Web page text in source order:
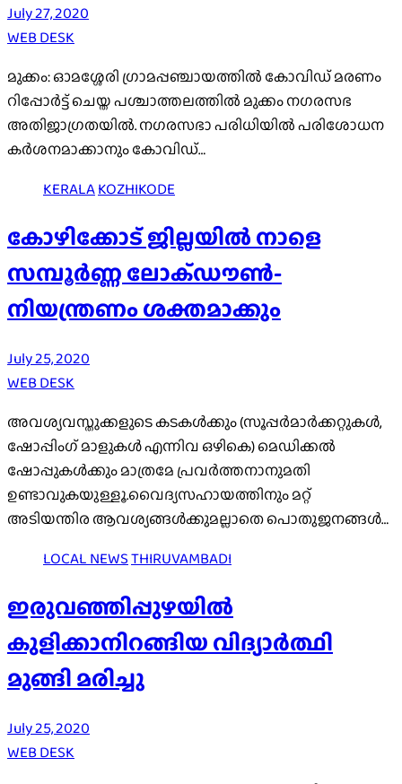
July 27, 2020
WEB DESK
മുക്കം: ഓമശ്ശേരി ഗ്രാമപ്പഞ്ചായത്തിൽ കോവിഡ് മരണം
റിപ്പോർട്ട് ചെയ്ത പശ്ചാത്തലത്തിൽ മുക്കം നഗരസഭ
അതിജാഗ്രതയിൽ. നഗരസഭാ പരിധിയിൽ പരിശോധന
കർശനമാക്കാനും കോവിഡ്…
KERALAKOZHIKODE
കോഴിക്കോട് ജില്ലയിൽ നാളെ
സമ്പൂർണ്ണ ലോക്ഡൗൺ-
നിയന്ത്രണം ശക്തമാക്കും
July 25, 2020
WEB DESK
അവശ്യവസ്തുക്കളുടെ കടകൾക്കും (സൂപ്പർമാർക്കറ്റുകൾ,
ഷോപ്പിംഗ് മാളുകൾ എന്നിവ ഒഴികെ) മെഡിക്കൽ
ഷോപ്പുകൾക്കും മാത്രമേ പ്രവർത്തനാനുമതി
ഉണ്ടാവുകയുള്ളൂ.വൈദ്യസഹായത്തിനും മറ്റ്
അടിയന്തിര ആവശ്യങ്ങൾക്കുമല്ലാതെ പൊതുജനങ്ങൾ…
LOCAL NEWSTHIRUVAMBADI
ഇരുവഞ്ഞിപ്പുഴയിൽ
കുളിക്കാനിറങ്ങിയ വിദ്യാർത്ഥി
മുങ്ങി മരിച്ചു
July 25, 2020
WEB DESK